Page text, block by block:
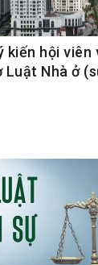
kiến hội viên
Luật Nhà ở